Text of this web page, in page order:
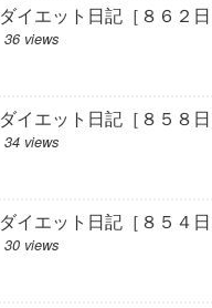
ダイエット日記［８６２日
36 views
ダイエット日記［８５８日
34 views
ダイエット日記［８５４日
30 views